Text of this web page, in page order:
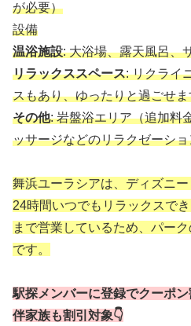
が必要）
設備
温浴施設: 大浴場、露天風呂、
リラックススペース: リクライ
スもあり、ゆったりと過ごせ
その他: 岩盤浴エリア（追加料
ッサージなどのリラクゼーシ
舞浜ユーラシアは、ディズニー
24時間いつでもリラックスで
まで営業しているため、パー
です。
駅探メンバーに登録でクーポ
伴家族も割引対象👇